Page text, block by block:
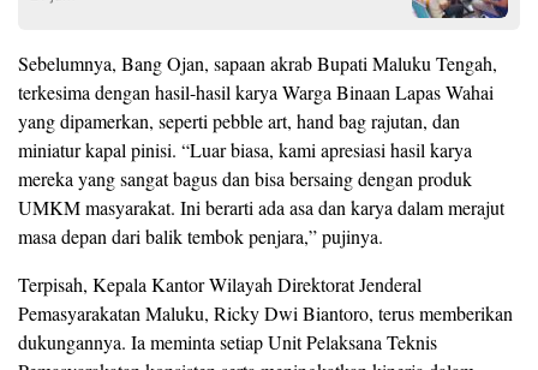
Sebelumnya, Bang Ojan, sapaan akrab Bupati Maluku Tengah,
terkesima dengan hasil-hasil karya Warga Binaan Lapas Wahai
yang dipamerkan, seperti pebble art, hand bag rajutan, dan
miniatur kapal pinisi. “Luar biasa, kami apresiasi hasil karya
mereka yang sangat bagus dan bisa bersaing dengan produk
UMKM masyarakat. Ini berarti ada asa dan karya dalam merajut
masa depan dari balik tembok penjara,” pujinya.
Terpisah, Kepala Kantor Wilayah Direktorat Jenderal
Pemasyarakatan Maluku, Ricky Dwi Biantoro, terus memberikan
dukungannya. Ia meminta setiap Unit Pelaksana Teknis